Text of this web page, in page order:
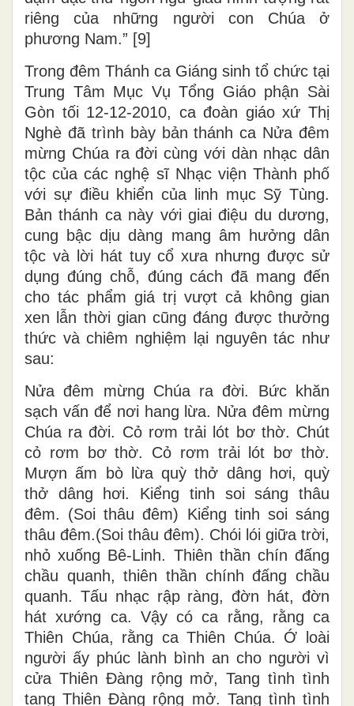
riêng của những người con Chúa ở
phương Nam.” [9]
Trong đêm Thánh ca Giáng sinh tổ chức tại
Trung Tâm Mục Vụ Tổng Giáo phận Sài
Gòn tối 12-12-2010, ca đoàn giáo xứ Thị
Nghè đã trình bày bản thánh ca Nửa đêm
mừng Chúa ra đời cùng với dàn nhạc dân
tộc của các nghệ sĩ Nhạc viện Thành phố
với sự điều khiển của linh mục Sỹ Tùng.
Bản thánh ca này với giai điệu du dương,
cung bậc dịu dàng mang âm hưởng dân
tộc và lời hát tuy cổ xưa nhưng được sử
dụng đúng chỗ, đúng cách đã mang đến
cho tác phẩm giá trị vượt cả không gian
xen lẫn thời gian cũng đáng được thưởng
thức và chiêm nghiệm lại nguyên tác như
sau:
Nửa đêm mừng Chúa ra đời. Bức khăn
sạch vấn để nơi hang lừa. Nửa đêm mừng
Chúa ra đời. Cỏ rơm trải lót bơ thờ. Chút
cỏ rơm bơ thờ. Cỏ rơm trải lót bơ thờ.
Mượn ấm bò lừa quỳ thở dâng hơi, quỳ
thở dâng hơi. Kiểng tinh soi sáng thâu
đêm. (Soi thâu đêm) Kiểng tinh soi sáng
thâu đêm.(Soi thâu đêm). Chói lói giữa trời,
nhỏ xuống Bê-Linh. Thiên thần chín đấng
chầu quanh, thiên thần chính đấng chầu
quanh. Tấu nhạc rập ràng, đờn hát, đờn
hát xướng ca. Vậy có ca rằng, rằng ca
Thiên Chúa, rằng ca Thiên Chúa. Ớ loài
người ấy phúc lành bình an cho người vì
cửa Thiên Đàng rộng mở, Tang tình tình
tang Thiên Đàng rộng mở. Tang tình tình